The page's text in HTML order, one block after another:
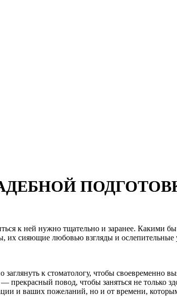
к ней нужно тщательно и заранее. Какими
их сияющие любовью взгляды и ослепительные
к стоматологу, чтобы своевременно
прекрасный повод, чтобы заняться не только
и ваших пожеланий, но и от времени,